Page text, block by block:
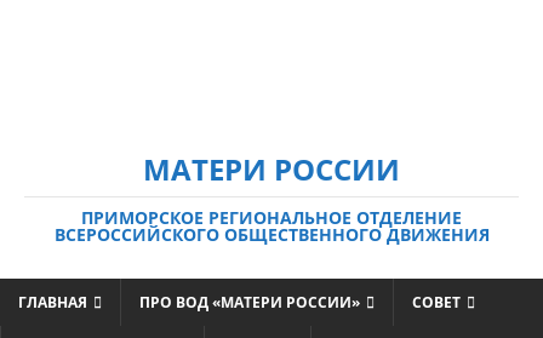
МАТЕРИ РОССИИ
ПРИМОРСКОЕ РЕГИОНАЛЬНОЕ ОТДЕЛЕНИЕ
ВСЕРОССИЙСКОГО ОБЩЕСТВЕННОГО ДВИЖЕНИЯ
ГЛАВНАЯ ПРО ВОД «МАТЕРИ РОССИИ» СОВЕТ